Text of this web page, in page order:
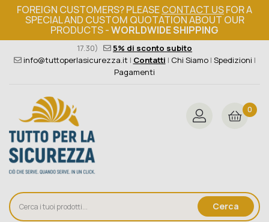
FOREIGN CUSTOMERS? PLEASECONTACT USFOR A
SPECIAL AND CUSTOM QUOTATION ABOUT OUR
PRODUCTS -WORLDWIDE SHIPPING
Ordine minimo 149€+iva 376 004 4000(Lun - Ven / 8.30 -
17.30)
5% di sconto subito
info@tuttoperlasicurezza.it | Contatti | Chi Siamo| Spedizioni |
Pagamenti
Cerca
0